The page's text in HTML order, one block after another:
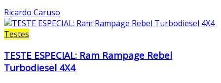
Ricardo Caruso
Testes
TESTE ESPECIAL: Ram Rampage Rebel
Turbodiesel 4X4